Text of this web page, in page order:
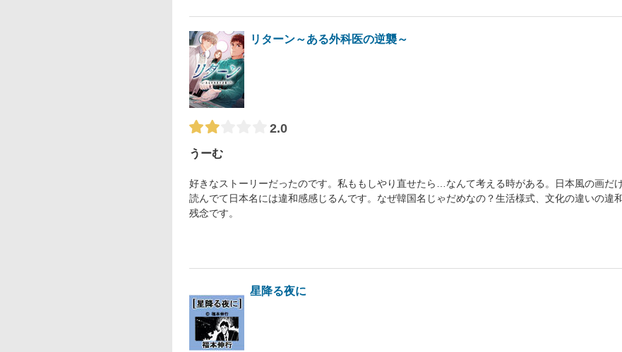
リターン～ある外科医の逆襲～
2.0
うーむ
好きなストーリーだったのです。私ももしやり直せたら…なんて考える時がある。日本風の画だ
読んでて日本名には違和感感じるんです。なぜ韓国名じゃだめなの？生活様式、文化の違いの違
残念です。
星降る夜に